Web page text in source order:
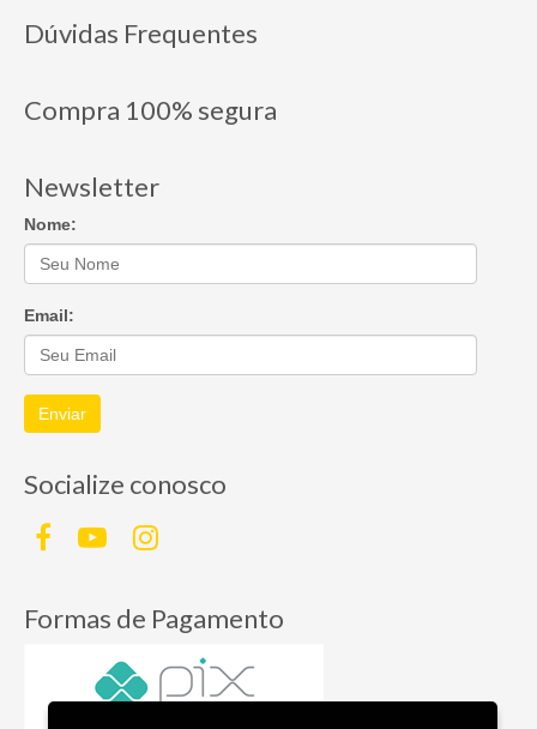
Dúvidas Frequentes
Compra 100% segura
Newsletter
Nome:
Email:
Enviar
Socialize conosco
Formas de Pagamento